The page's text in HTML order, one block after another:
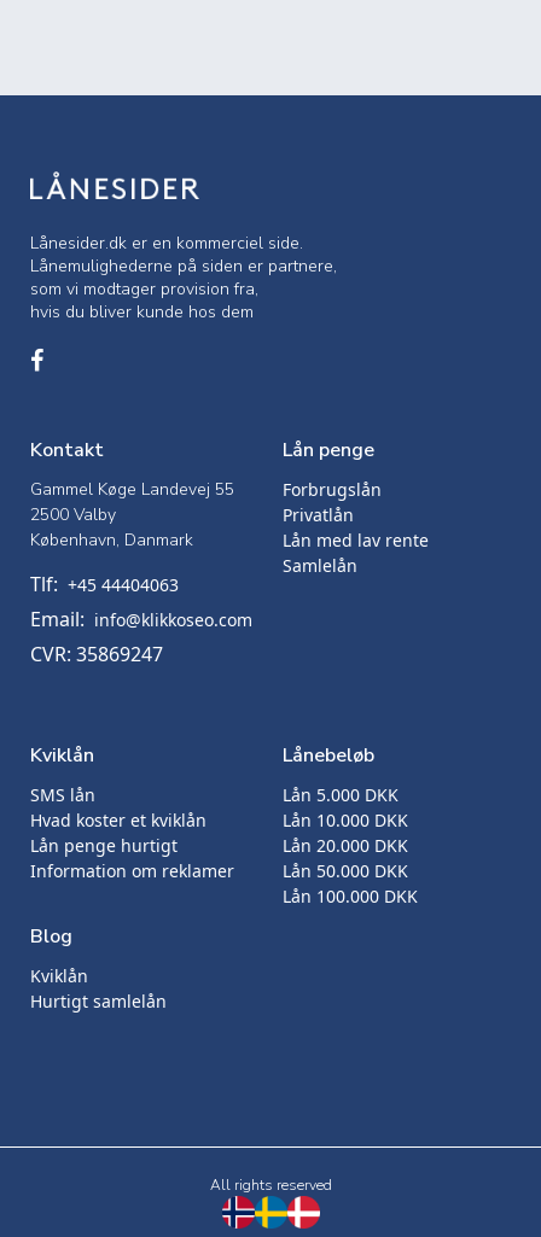
Lånesider.dk er en kommerciel side.
Lånemulighederne på siden er partnere,
som vi modtager provision fra,
hvis du bliver kunde hos dem
Kontakt
Gammel Køge Landevej 55
2500 Valby
København, Danmark
Tlf: +45 44404063
Email: info@klikkoseo.com
CVR: 35869247
Lån penge
Forbrugslån
Privatlån
Lån med lav rente
Samlelån
Kviklån
SMS lån
Hvad koster et kviklån
Lån penge hurtigt
Information om reklamer
Blog
Kviklån
Hurtigt samlelån
Lånebeløb
Lån 5.000 DKK
Lån 10.000 DKK
Lån 20.000 DKK
Lån 50.000 DKK
Lån 100.000 DKK
All rights reserved